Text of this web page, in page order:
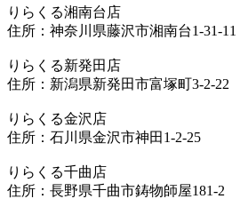
りらくる湘南台店
住所：神奈川県藤沢市湘南台1-31-11
りらくる新発田店
住所：新潟県新発田市富塚町3-2-22
りらくる金沢店
住所：石川県金沢市神田1-2-25
りらくる千曲店
住所：長野県千曲市鋳物師屋181-2